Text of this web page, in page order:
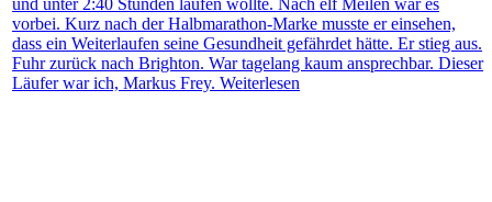
vorbei. Kurz nach der Halbmarathon-Marke musste er einsehen,
dass ein Weiterlaufen seine Gesundheit gefährdet hätte. Er stieg aus.
Fuhr zurück nach Brighton. War tagelang kaum ansprechbar. Dieser
Läufer war ich, Markus Frey. Weiterlesen